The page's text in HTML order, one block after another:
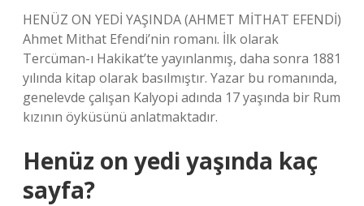
HENÜZ ON YEDİ YAŞINDA (AHMET MİTHAT EFENDİ)
Ahmet Mithat Efendi’nin romanı. İlk olarak
Tercüman-ı Hakikat’te yayınlanmış, daha sonra 1881
yılında kitap olarak basılmıştır. Yazar bu romanında,
genelevde çalışan Kalyopi adında 17 yaşında bir Rum
kızının öyküsünü anlatmaktadır.
Henüz on yedi yaşında kaç
sayfa?